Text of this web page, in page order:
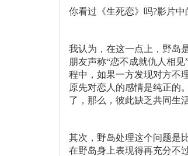
你看过《生死恋》吗?影片
我认为，在这一点上，野岛
朋友声称“恋不成就仇人相
程中，如果一方发现对方不
原先对恋人的感情是纯正的
了，那么，彼此缺乏共同生
其次，野岛处理这个问题是
在野岛身上表现得再充分不